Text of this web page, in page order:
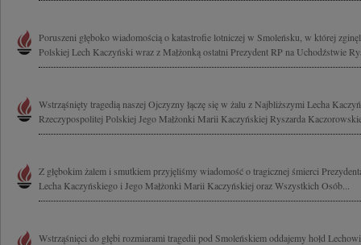
Poruszeni głęboko wiadomością o katastrofie lotniczej w Smoleńsku, w której
Polskiej Lech Kaczyński wraz z Małżonką ostatni Prezydent RP na Uchodźstwie
Wstrząśnięty tragedią naszej Ojczyzny łączę się w żalu z Najbliższymi Lecha
Rzeczypospolitej Polskiej Jego Małżonki Marii Kaczyńskiej Ryszarda
Z głębokim żalem i smutkiem przyjęliśmy wiadomość o tragicznej śmierci
Lecha Kaczyńskiego i Jego Małżonki Marii Kaczyńskiej oraz Wszystkich Osób...
Wstrząśnięci do głębi rozmiarami tragedii pod Smoleńskiem oddajemy hołd